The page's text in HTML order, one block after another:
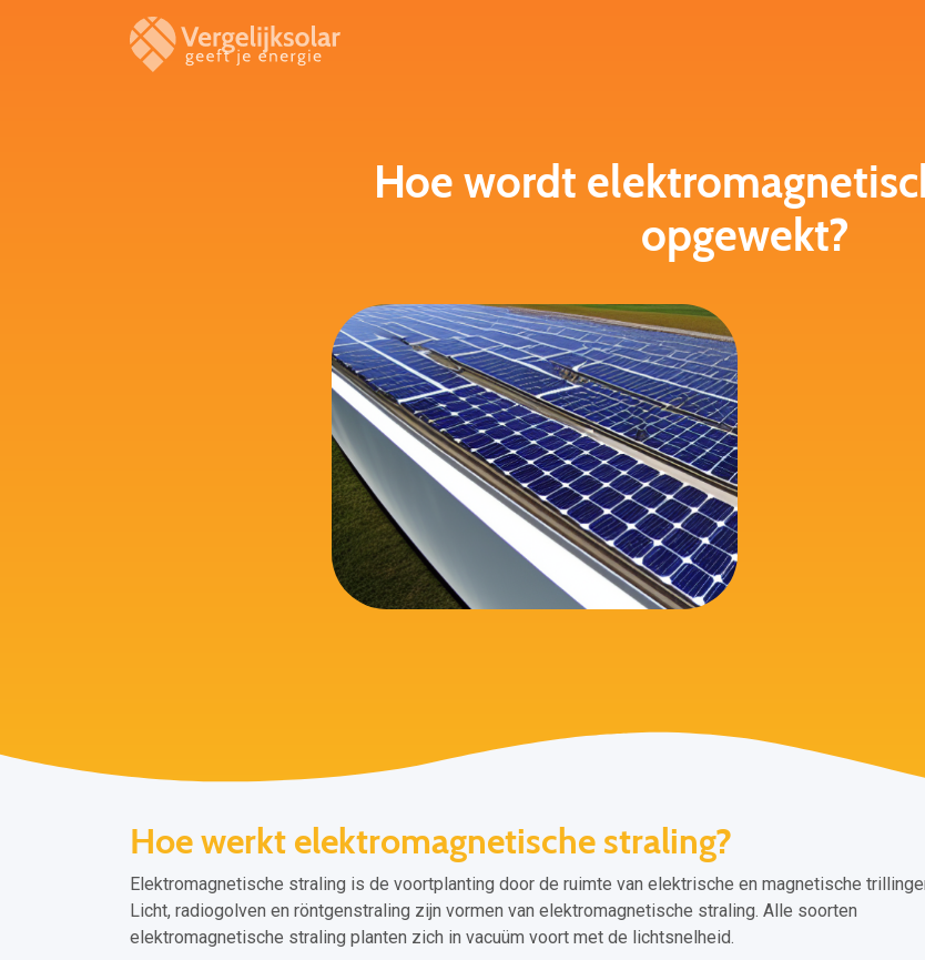
Hoe wordt
opgewekt?
Hoe werkt elektromagnetische straling?
Elektromagnetische straling is de voortplanting door de ruimte van elektrische en magnetische
Licht, radiogolven en röntgenstraling zijn vormen van elektromagnetische straling. Alle soorten
elektromagnetische straling planten zich in vacuüm voort met de lichtsnelheid.